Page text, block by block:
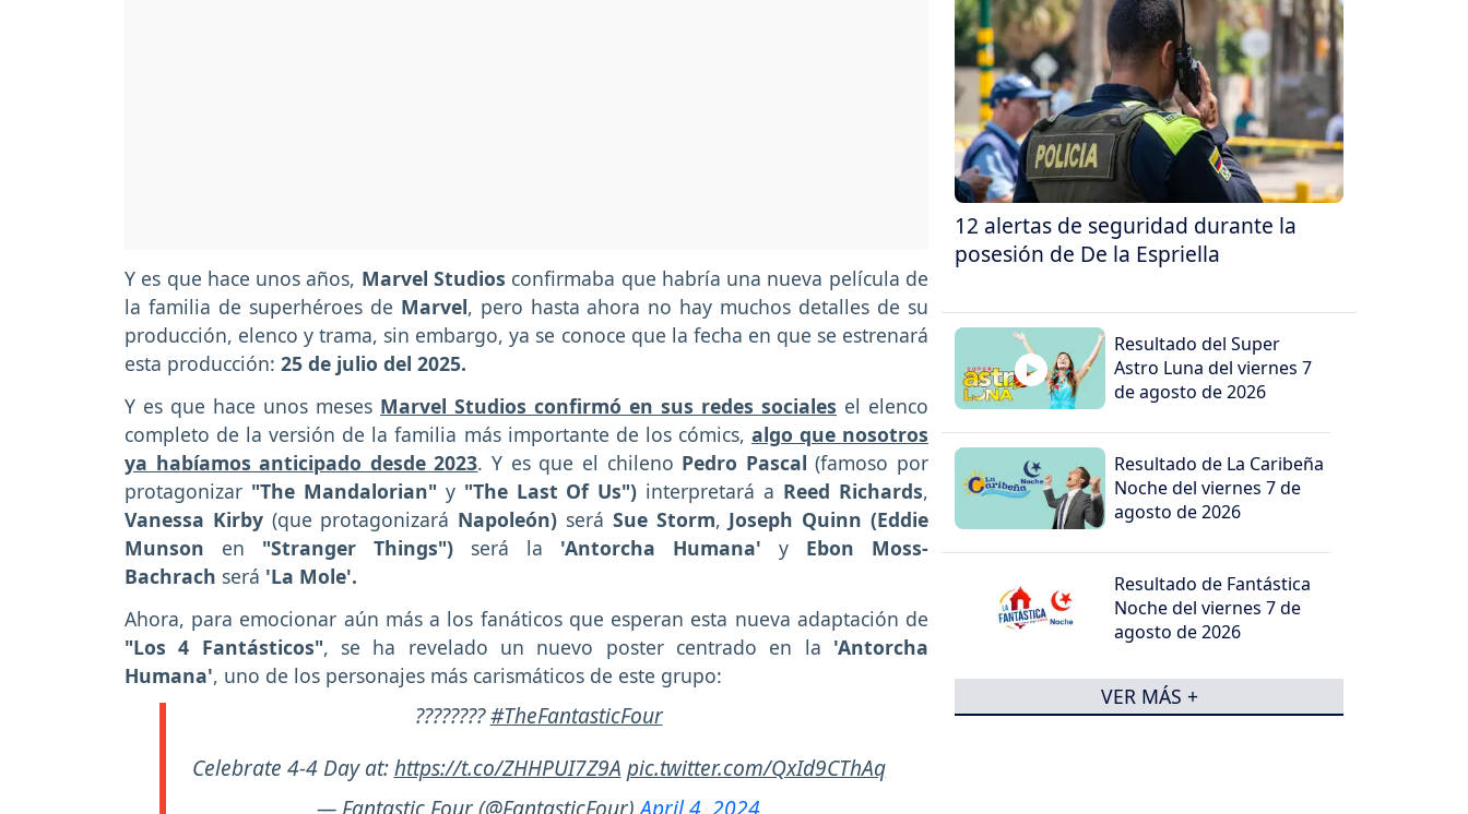
Y es que hace unos años, Marvel Studios confirmaba que habría una nueva película de
la familia de superhéroes de Marvel, pero hasta ahora no hay muchos detalles de su
producción, elenco y trama, sin embargo, ya se conoce que la fecha en que se estrenará
esta producción: 25 de julio del 2025.
Y es que hace unos meses Marvel Studios confirmó en sus redes sociales el elenco
completo de la versión de la familia más importante de los cómics, algo que nosotros
ya habíamos anticipado desde 2023. Y es que el chileno Pedro Pascal(famoso por
protagonizar "The Mandalorian" y"The Last Of Us") interpretará a Reed Richards,
Vanessa Kirby (que protagonizará Napoleón) será Sue Storm, Joseph Quinn (Eddie
Munson en "Stranger Things") será la 'Antorcha Humana' y Ebon Moss-
Bachrach será 'La Mole'.
Ahora, para emocionar aún más a los fanáticos que esperan esta nueva adaptación de
"Los 4 Fantásticos", se ha revelado un nuevo poster centrado en la 'Antorcha
Humana', uno de los personajes más carismáticos de este grupo:
????????#TheFantasticFour
Celebrate 4-4 Day at:https://t.co/ZHHPUI7Z9A pic.twitter.com/QxId9CThAq
12 alertas de seguridad durante la
posesión de De la Espriella
Resultado del Super
Astro Luna del viernes 7
de agosto de 2026
Resultado de La Caribeña
Noche del viernes 7 de
agosto de 2026
Resultado de Fantástica
Noche del viernes 7 de
agosto de 2026
VER MÁS +